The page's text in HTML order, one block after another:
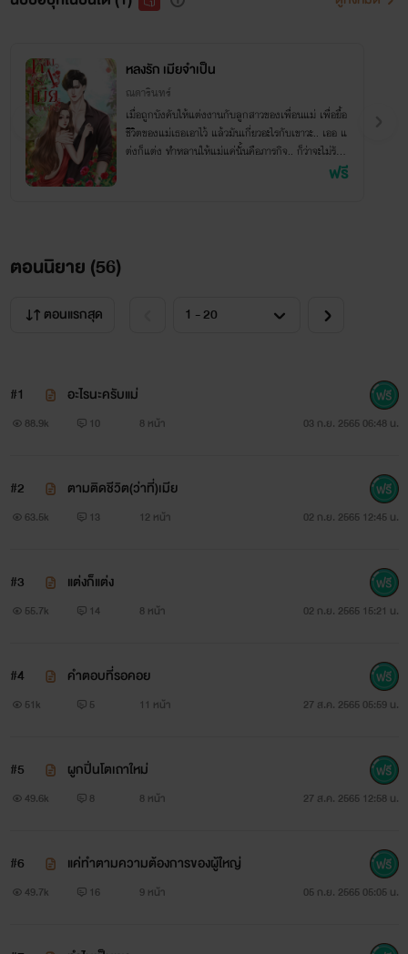
หลงรัก เมียจำเป็น
ณดารินทร์
เมื่อถูกบังคับให้แต่งงานกับลูกสาวของเพื่อนแม่ เพื่อยื้อ
ชีวิตของแม่เธอเอาไว้ แล้วมันเกี่ยวอะไรกับเขาวะ.. เออ แ
ต่งก็แต่ง ทำหลานให้แม่แค่นั้นคือภารกิจ.. ก็ว่าจะไม่รัก
ฟรี
ตอนนิยาย (56)
ตอนแรกสุด
#1 อะไรนะครับแม่
88.9k 10 8 หน้า 03 ก.ย. 2565 06:48 น.
#2 ตามติดชีวิต(ว่าที่)เมีย
63.5k 13 12 หน้า 02 ก.ย. 2565 12:45 น.
#3 แต่งก็แต่ง
55.7k 14 8 หน้า 02 ก.ย. 2565 15:21 น.
#4 คำตอบที่รอคอย
51k 5 11 หน้า 27 ส.ค. 2565 05:59 น.
#5 ผูกปิ่นโตเถาใหม่
49.6k 8 8 หน้า 27 ส.ค. 2565 12:58 น.
#6 แค่ทำตามความต้องการของผู้ใหญ่
49.7k 16 9 หน้า 05 ก.ย. 2565 05:05 น.